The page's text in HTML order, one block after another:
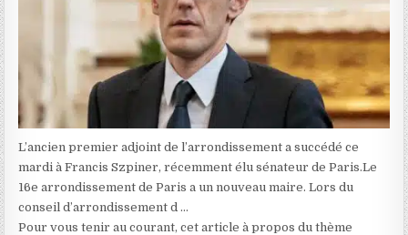
L’ancien premier adjoint de l’arrondissement a succédé ce
mardi à Francis Szpiner, récemment élu sénateur de Paris.Le
16e arrondissement de Paris a un nouveau maire. Lors du
conseil d’arrondissement d …
Pour vous tenir au courant, cet article à propos du thème